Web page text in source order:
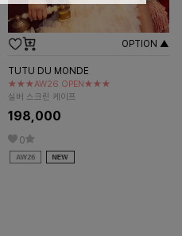
OPTION ▲
TUTU DU MONDE
★★★AW26 OPEN★★★
실버 스크린 케이프
198,000
0